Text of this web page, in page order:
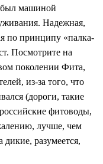
был машиной
Надежная,
по принципу «палка-
Посмотрите на
поколении Фита,
из-за того, что
(дороги, такие
фитоводы,
лучше, чем
разумеется,